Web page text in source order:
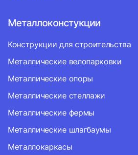
Металлоконстукции
Конструкции для строительства
Металлические велопарковки
Металлические опоры
Металлические стеллажи
Металлические фермы
Металлические шлагбаумы
Металлокаркасы